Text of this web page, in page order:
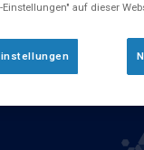
Uhr und Freitag
Einstellungen" auf dieser